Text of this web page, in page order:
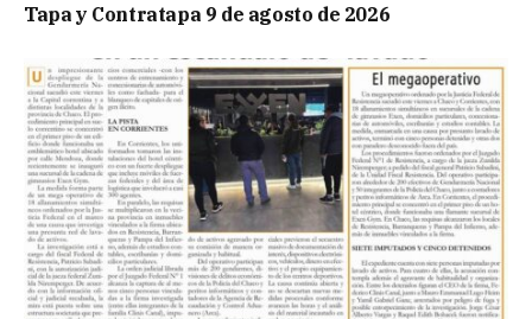
Tapa y Contratapa 9 de agosto de 2026